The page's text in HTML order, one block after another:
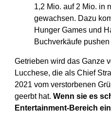
1,2 Mio. auf 2 Mio. in
gewachsen. Dazu
Hunger Games und
Buchverkäufe
Getrieben wird das Ganze
Lucchese, die als Chief
2021 vom verstorbenen
geerbt hat. Wenn sie es
Entertainment-Bereich